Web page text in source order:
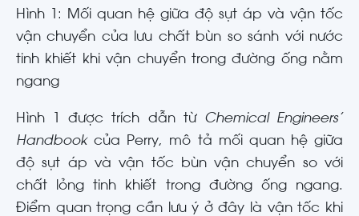
Hình 1: Mối quan hệ giữa độ sụt áp và vận tốc
vận chuyển của lưu chất bùn so sánh với nước
tinh khiết khi vận chuyển trong đường ống nằm
ngang
Hình 1 được trích dẫn từ Chemical Engineers’
Handbookcủa Perry, mô tả mối quan hệ giữa
độ sụt áp và vận tốc bùn vận chuyển so với
chất lỏng tinh khiết trong đường ống ngang.
Điểm quan trọng cần lưu ý ở đây là vận tốc khi